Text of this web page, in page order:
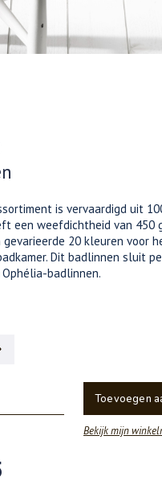
is vervaardigd uit
een weefdichtheid van 450
gevarieerde 20 kleuren voor
Dit badlinnen sluit
badlinnen.
Toevoegen
Bekijk mijn